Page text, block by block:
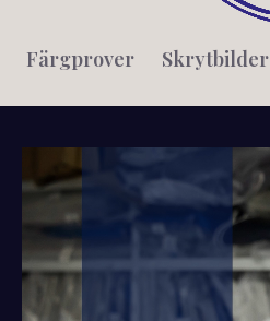
Färgprover Skrytbilder